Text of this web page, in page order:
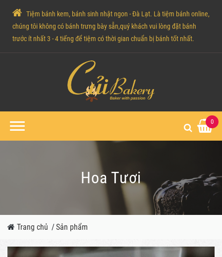
Tiệm bánh kem, bánh sinh nhật ngon - Đà Lạt. Là tiệm bánh online,
chúng tôi không có bánh trưng bày sẵn,quý khách vui lòng đặt bánh
trước ít nhất 3 - 4 tiếng để tiệm có thời gian chuẩn bị bánh tốt nhất.
0
Hoa Tươi
Trang chủ /Sản phẩm